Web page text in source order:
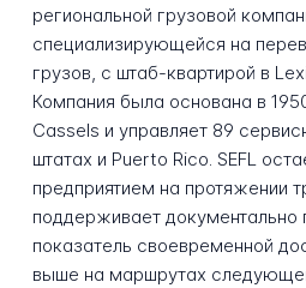
региональной грузовой
специализирующейся на
грузов, с штаб-квартирой в
Компания была основана в
Cassels и управляет 89
штатах и Puerto Rico. SEFL
предприятием на протяжении
поддерживает
показатель своевременной
выше на маршрутах